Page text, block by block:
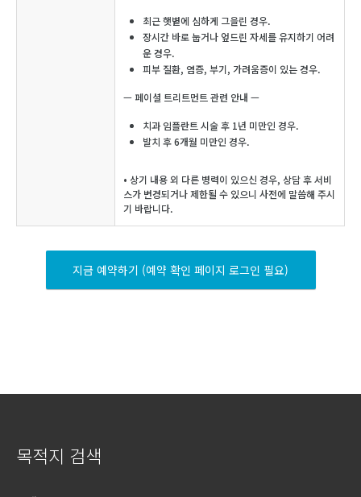
최근 햇볕에 심하게 그을린 경우.
장시간 바로 눕거나 엎드린 자세를 유지하기 어려
운 경우.
피부 질환, 염증, 부기, 가려움증이 있는 경우.
— 페이셜 트리트먼트 관련 안내 —
치과 임플란트 시술 후 1년 미만인 경우.
발치 후 6개월 미만인 경우.
• 상기 내용 외 다른 병력이 있으신 경우, 상담 후 서비
스가 변경되거나 제한될 수 있으니 사전에 말씀해 주시
기 바랍니다.
지금 예약하기 (예약 확인 페이지 로그인 필요)
목적지 검색